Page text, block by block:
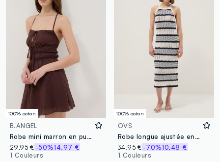
100% coton
B.ANGEL
Robe mini marron en pur coton à fines bretelles, coupe regular
29,95 €-50%14,97 €
1 Couleurs
100% coton
OVS
Robe longue ajustée en pur coton ajouré à rayures multicolores
34,95 € -70%10,48 €
1 Couleurs